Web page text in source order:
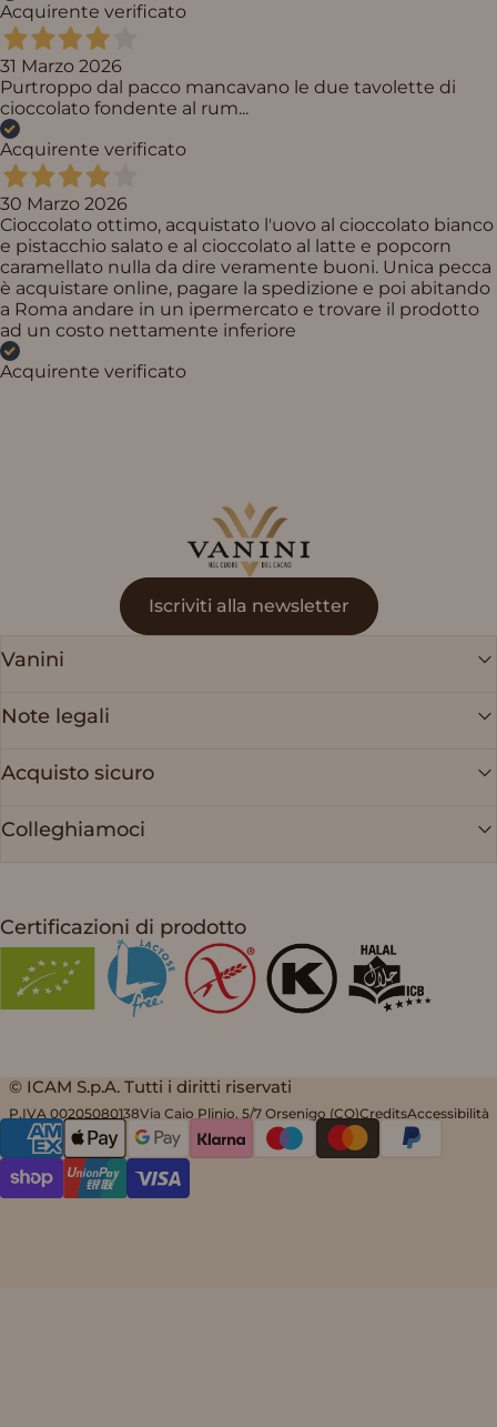
Acquirente verificato
31 Marzo 2026
Purtroppo dal pacco mancavano le due tavolette di
cioccolato fondente al rum...
Acquirente verificato
30 Marzo 2026
Cioccolato ottimo, acquistato l'uovo al cioccolato bianco
e pistacchio salato e al cioccolato al latte e popcorn
caramellato nulla da dire veramente buoni. Unica pecca
è acquistare online, pagare la spedizione e poi abitando
a Roma andare in un ipermercato e trovare il prodotto
ad un costo nettamente inferiore
Acquirente verificato
Vanini
Iscriviti alla newsletter
Vanini
Note legali
Acquisto sicuro
Colleghiamoci
Certificazioni di prodotto
© ICAM S.p.A. Tutti i diritti riservati
P.IVA 00205080138Via Caio Plinio, 5/7 Orsenigo (CO)CreditsAccessibilità